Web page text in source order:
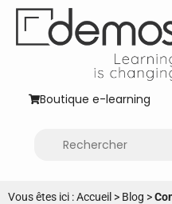
Boutique e-learning
Vous êtes ici :Accueil > Blog >